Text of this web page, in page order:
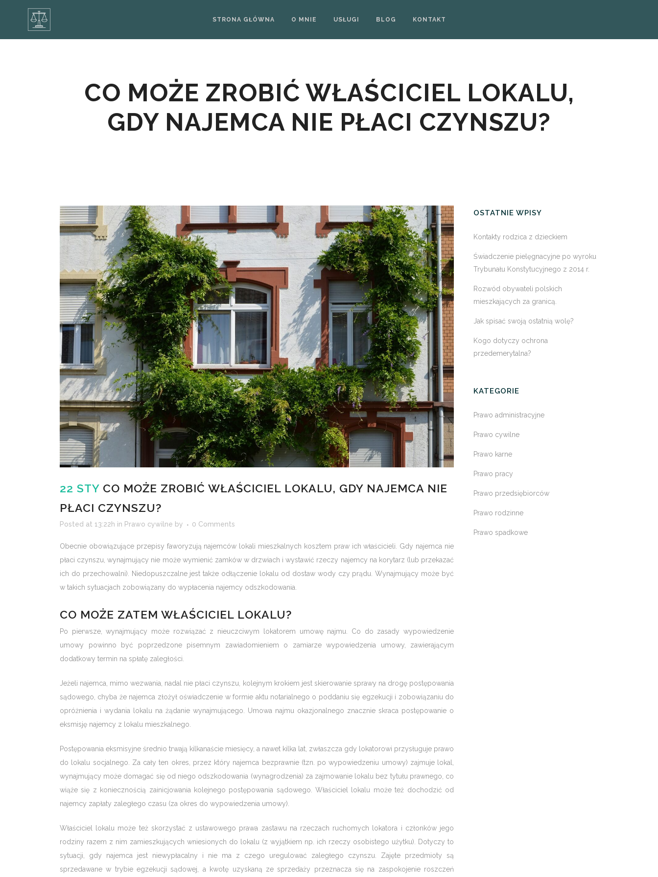
STRONA GŁÓWNA O MNIE USŁUGI BLOG KONTAKT
CO MOŻE ZROBIĆ WŁAŚCICIEL LOKALU,
GDY NAJEMCA NIE PŁACI CZYNSZU?
22 STY CO MOŻE ZROBIĆ WŁAŚCICIEL LOKALU, GDY NAJEMCA NIE
PŁACI CZYNSZU?
Posted at 13:22h in Prawo cywilne by 0 Comments
Obecnie obowiązujące przepisy faworyzują najemców lokali mieszkalnych kosztem praw ich właścicieli. Gdy najemca nie
płaci czynszu, wynajmujący nie może wymienić zamków w drzwiach i wystawić rzeczy najemcy na korytarz (lub przekazać
ich do przechowalni). Niedopuszczalne jest także odłączenie lokalu od dostaw wody czy prądu. Wynajmujący może być
w takich sytuacjach zobowiązany do wypłacenia najemcy odszkodowania.
CO MOŻE ZATEM WŁAŚCICIEL LOKALU?
Po pierwsze, wynajmujący może rozwiązać z nieuczciwym lokatorem umowę najmu. Co do zasady wypowiedzenie
umowy powinno być poprzedzone pisemnym zawiadomieniem o zamiarze wypowiedzenia umowy, zawierającym
dodatkowy termin na spłatę zaległości.
Jeżeli najemca, mimo wezwania, nadal nie płaci czynszu, kolejnym krokiem jest skierowanie sprawy na drogę postępowania
sądowego, chyba że najemca złożył oświadczenie w formie aktu notarialnego o poddaniu się egzekucji i zobowiązaniu do
opróżnienia i wydania lokalu na żądanie wynajmującego. Umowa najmu okazjonalnego znacznie skraca postępowanie o
eksmisję najemcy z lokalu mieszkalnego.
Postępowania eksmisyjne średnio trwają kilkanaście miesięcy, a nawet kilka lat, zwłaszcza gdy lokatorowi przysługuje prawo
do lokalu socjalnego. Za cały ten okres, przez który najemca bezprawnie (tzn. po wypowiedzeniu umowy) zajmuje lokal,
wynajmujący może domagać się od niego odszkodowania (wynagrodzenia) za zajmowanie lokalu bez tytułu prawnego, co
wiąże się z koniecznością zainicjowania kolejnego postępowania sądowego. Właściciel lokalu może też dochodzić od
najemcy zapłaty zaległego czasu (za okres do wypowiedzenia umowy).
Właściciel lokalu może też skorzystać z ustawowego prawa zastawu na rzeczach ruchomych lokatora i członków jego
rodziny razem z nim zamieszkujących wniesionych do lokalu (z wyjątkiem np. ich rzeczy osobistego użytku). Dotyczy to
sytuacji, gdy najemca jest niewypłacalny i nie ma z czego uregulować zaległego czynszu. Zajęte przedmioty są
sprzedawane w trybie egzekucji sądowej, a kwotę uzyskaną ze sprzedaży przeznacza się na zaspokojenie roszczeń
OSTATNIE WPISY
Kontakty rodzica z dzieckiem
Świadczenie pielęgnacyjne po wyroku
Trybunału Konstytucyjnego z 2014 r.
Rozwód obywateli polskich
mieszkających za granicą.
Jak spisać swoją ostatnią wolę?
Kogo dotyczy ochrona
przedemerytalna?
KATEGORIE
Prawo administracyjne
Prawo cywilne
Prawo karne
Prawo pracy
Prawo przedsiębiorców
Prawo rodzinne
Prawo spadkowe